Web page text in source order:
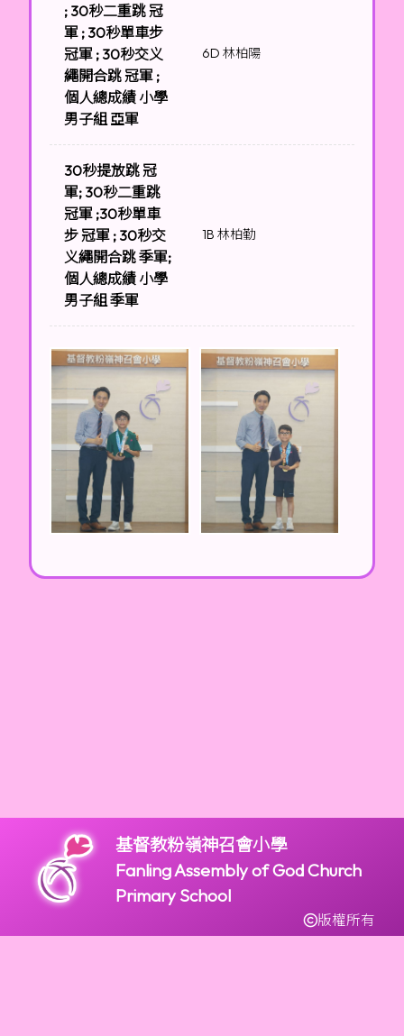
; 30秒二重跳 冠
軍 ; 30秒單車步
冠軍 ; 30秒交义
繩開合跳 冠軍 ;
個人總成績 小學
男子組 亞軍
6D 林柏陽
30秒提放跳 冠
軍; 30秒二重跳
冠軍 ;30秒單車
步 冠軍 ; 30秒交
义繩開合跳 季軍;
個人總成績 小學
男子組 季軍
1B 林柏勤
基督教粉嶺神召會小學
Fanling Assembly of God Church
Primary School
版權所有